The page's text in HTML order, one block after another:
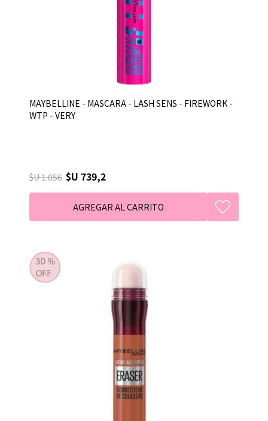
MAYBELLINE - MASCARA - LASH SENS - FIREWORK -
WTP - VERY
$U 1.056 $U 739,2